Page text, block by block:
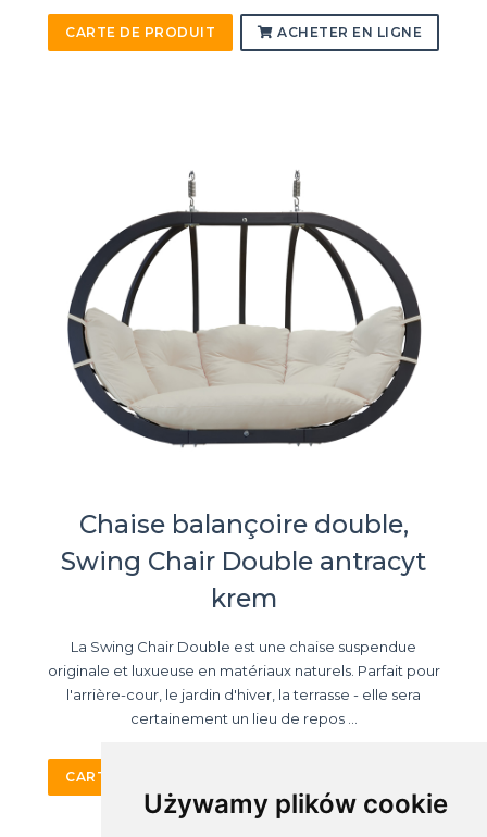
Używamy plików cookie
CARTE DE PRODUIT ACHETER EN LIGNE
Chaise balançoire double,
Swing Chair Double antracyt
krem
La Swing Chair Double est une chaise suspendue
originale et luxueuse en matériaux naturels. Parfait pour
l'arrière-cour, le jardin d'hiver, la terrasse - elle sera
certainement un lieu de repos ...
CARTE DE PRODUIT